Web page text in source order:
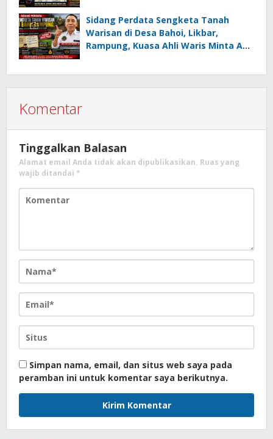
05 MC JOE Sapu Bersih Tiga Gelar
Juara Umum
Sidang Perdata Sengketa Tanah
Warisan di Desa Bahoi, Likbar,
Rampung, Kuasa Ahli Waris Minta APH
Komentar
Tinggalkan Balasan
Alamat email Anda tidak akan dipublikasikan. Ruas yang
wajib ditandai *
Simpan nama, email, dan situs web saya pada
peramban ini untuk komentar saya berikutnya.